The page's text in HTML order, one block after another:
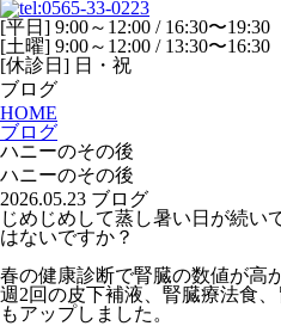
[平日] 9:00～12:00 / 16:30〜19:30
[土曜] 9:00～12:00 / 13:30〜16:30
[休診日] 日・祝
ブログ
HOME
ブログ
ハニーのその後
ハニーのその後
2026.05.23 ブログ
じめじめして蒸し暑い日が続い
はないですか？
春の健康診断で腎臓の数値が高
週2回の皮下補液、腎臓療法食
もアップしました。